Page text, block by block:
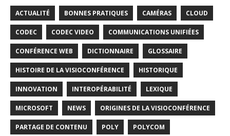
ACTUALITÉ BONNES PRATIQUES CAMÉRAS CLOUD
CODEC CODEC VIDEO COMMUNICATIONS UNIFIÉES
CONFÉRENCE WEB DICTIONNAIRE GLOSSAIRE
HISTOIRE DE LA VISIOCONFÉRENCE HISTORIQUE
INNOVATION INTEROPÉRABILITÉ LEXIQUE
MICROSOFT NEWS ORIGINES DE LA VISIOCONFÉRENCE
PARTAGE DE CONTENU POLY POLYCOM